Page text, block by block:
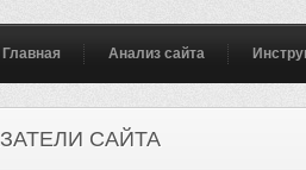
Главная Анализ сайта
САЙТА